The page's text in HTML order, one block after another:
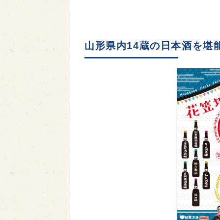
山形県内14蔵の日本酒を堪